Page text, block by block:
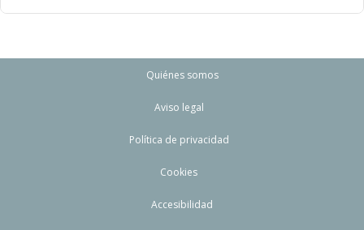
Quiénes somos
Aviso legal
Política de privacidad
Cookies
Accesibilidad